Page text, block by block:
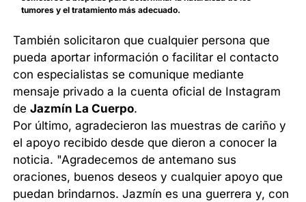
tumores y el tratamiento más adecuado.
También solicitaron que cualquier persona que
pueda aportar información o facilitar el contacto
con especialistas se comunique mediante
mensaje privado a la cuenta oficial de Instagram
deJazmín La Cuerpo.
Por último, agradecieron las muestras de cariño y
el apoyo recibido desde que dieron a conocer la
noticia. "Agradecemos de antemano sus
oraciones, buenos deseos y cualquier apoyo que
puedan brindarnos. Jazmín es una guerrera y, con